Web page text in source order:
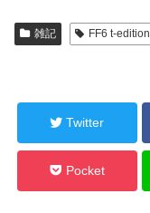
雑記 FF6 t-edition
Twitter
Pocket